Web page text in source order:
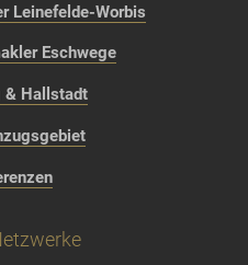
Leinefelde-Worbis
Eschwege
& Hallstadt